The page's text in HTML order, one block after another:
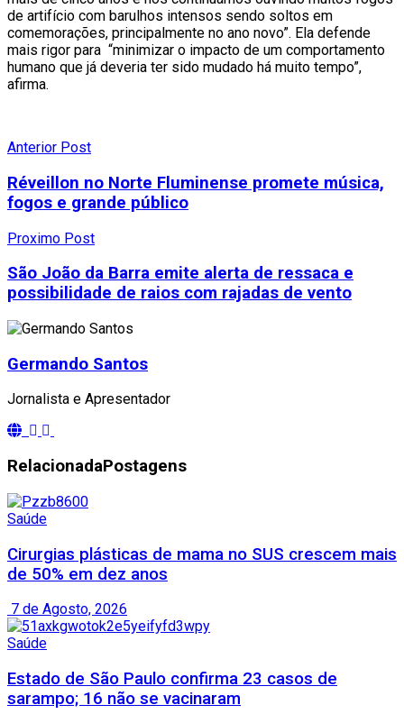
de artifício com barulhos intensos sendo soltos em
comemorações, principalmente no ano novo”. Ela defende
mais rigor para “minimizar o impacto de um comportamento
humano que já deveria ter sido mudado há muito tempo”,
afirma.
Anterior Post
Réveillon no Norte Fluminense promete música,
fogos e grande público
Proximo Post
São João da Barra emite alerta de ressaca e
possibilidade de raios com rajadas de vento
Germando Santos
Jornalista e Apresentador
RelacionadaPostagens
Saúde
Cirurgias plásticas de mama no SUS crescem mais
de 50% em dez anos
7 de Agosto, 2026
Saúde
Estado de São Paulo confirma 23 casos de
sarampo; 16 não se vacinaram